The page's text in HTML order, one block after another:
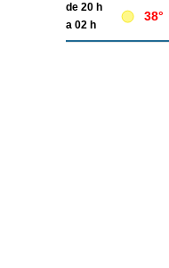
de 20 h
a 02 h
38°